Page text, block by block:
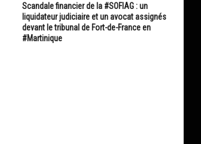
Scandale financier de la #SOFIAG : un
liquidateur judiciaire et un avocat assignés
devant le tribunal de Fort-de-France en
#Martinique